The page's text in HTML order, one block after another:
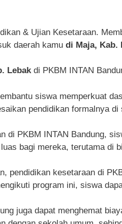
& Ujian Kesetaraan.
daerah kamu di Maja, Kab.
Lebakdi PKBM INTAN
siswa memperkuat
pendidikan formalnya
di PKBM INTAN Bandung,
bagi mereka, terutama di
pendidikan kesetaraan di
program ini, siswa
juga dapat menghemat